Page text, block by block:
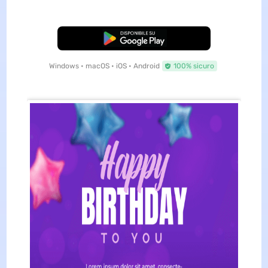
Download Gratis
Windows • macOS • iOS • Android 100% sicuro